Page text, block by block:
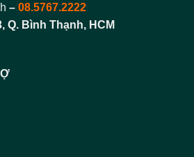
– 08.5767.2222
Q. Bình Thạnh, HCM